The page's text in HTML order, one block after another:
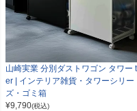
山崎実業 分別ダストワゴン タワー
er | インテリア雑貨・タワーシリー
ズ・ゴミ箱
¥9,790(税込)